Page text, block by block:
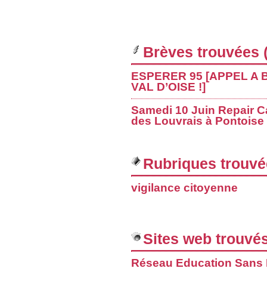
Brèves trouvées
ESPERER 95 [APPEL A
VAL D’OISE !]
Samedi 10 Juin Repair
des Louvrais à Pontoise
Rubriques
vigilance citoyenne
Sites web
Réseau Education